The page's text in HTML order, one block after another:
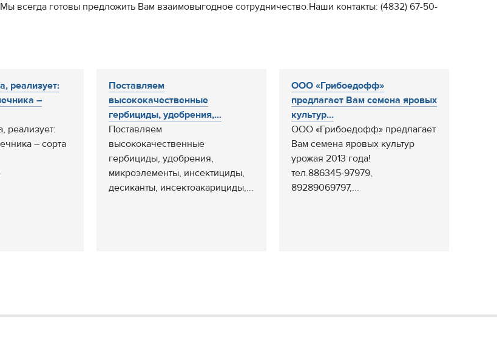
всегда готовы предложить Вам взаимовыгодное сотрудничество.Наши контакты: (4832) 67-50-
реализует:
–
– сорта
Поставляем
высококачественные
гербициды, удобрения,...
Поставляем
высококачественные
гербициды, удобрения,
микроэлементы, инсектициды,
десиканты, инсектоакарициды,...
ООО «Грибоедофф»
предлагает Вам семена яровых
культур...
ООО «Грибоедофф» предлагает
Вам семена яровых культур
урожая 2013 года!
тел.886345-97979,
89289069797,...